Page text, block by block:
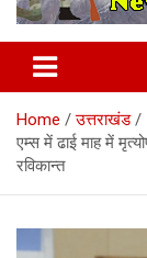
Latest
News,
Hindi
Home
उत्तराखंड
एम्स में ढाई माह में
रविकान्त